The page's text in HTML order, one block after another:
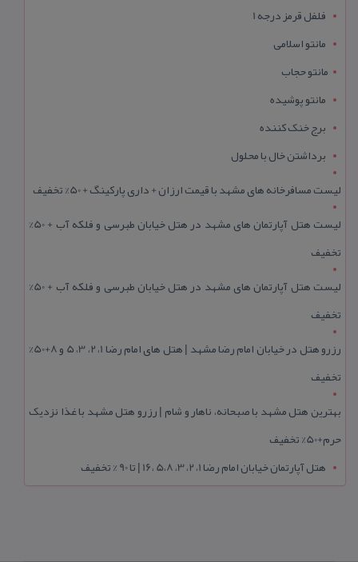
فلفل قرمز درجه 1
مانتو اسلامی
مانتو حجاب
مانتو پوشیده
برج خنک کننده
برداشتن خال با محلول
لیست مسافرخانه های مشهد با قیمت ارزان + داری پارکینگ + 50% تخفیف
لیست هتل آپارتمان های مشهد در هتل خیابان طبرسی و فلکه آب + 50%
تخفیف
لیست هتل آپارتمان های مشهد در هتل خیابان طبرسی و فلکه آب + 50%
تخفیف
رزرو هتل در خیابان امام رضا مشهد | هتل‌ های امام رضا 1، 2، 3، 5 و 8+50%
تخفیف
بهترین هتل مشهد با صبحانه، ناهار و شام | رزرو هتل مشهد با غذا نزدیک
حرم+50% تخفیف
هتل آپارتمان خیابان امام رضا 1، 2، 3، 5،8 ،16 | تا 90 % تخفیف